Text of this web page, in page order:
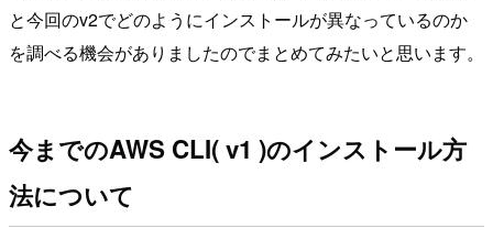
と今回のv2でどのようにインストールが異なっているのか
を調べる機会がありましたのでまとめてみたいと思います。
今までのAWS CLI( v1 )のインストール方
法について